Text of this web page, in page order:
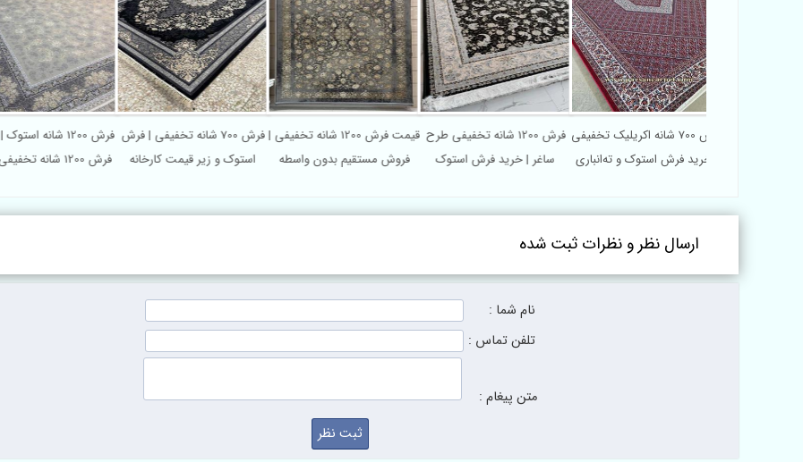
فرش 1200 شانه
فرش 1200 شانه تخفیفی ارزان
فرش 700 شانه تخفیفی | فرش
استوک و زیر قیمت کارخانه
قیمت فرش 1200 شانه تخفیفی |
فروش مستقیم بدون واسطه
فرش 1200 شانه تخفیفی طرح
ساغر | خرید فرش استوک
فرش 700 شانه اکریلیک تخفیفی
| خرید فرش استوک و ته‌انباری
ارسال نظر و نظرات ثبت شده
نام شما :
تلفن تماس :
متن پیغام :